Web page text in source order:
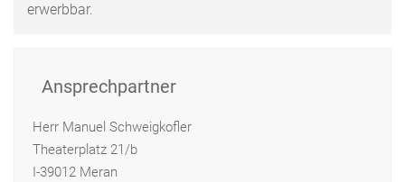
erwerbbar.
Ansprechpartner
Herr Manuel Schweigkofler
Theaterplatz 21/b
I-39012 Meran